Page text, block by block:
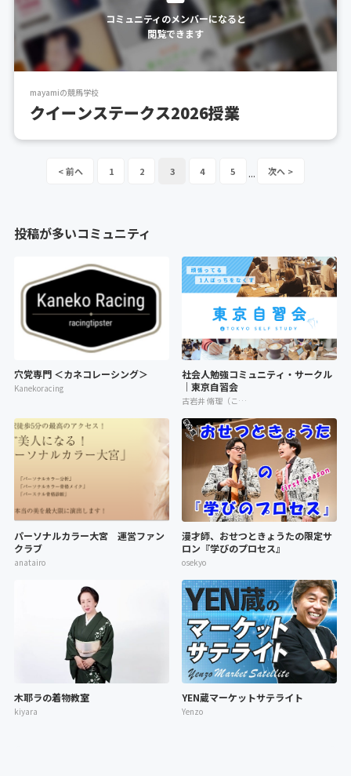
投稿が多いコミュニティ
穴党専門 ＜カネコレーシング＞
Kanekoracing
社会人勉強コミュニティ・サークル
｜東京自習会
古岩井 脩理（こいわい しゅり）
パーソナルカラー大宮 運営ファン
クラブ
anatairo
漫才師、おせつときょうたの限定サ
ロン『学びのプロセス』
osekyo
木耶ラの着物教室
kiyara
YEN蔵マーケットサテライト
Yenzo
コミュニティのメンバーになると
閲覧できます
mayamiの競馬学校
クイーンステークス2026授業
1 2 3 4 5 ...